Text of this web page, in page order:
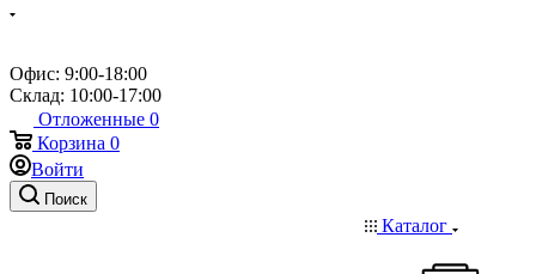
Офис: 9:00-18:00
Склад: 10:00-17:00
Отложенные 0
Корзина 0
Войти
Поиск
Каталог